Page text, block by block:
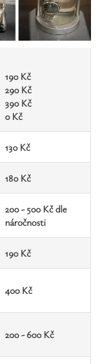
190 Kč
290 Kč
390 Kč
0 Kč
130 Kč
180 Kč
200 - 500 Kč dle
náročnosti
190 Kč
400 Kč
200 - 600 Kč